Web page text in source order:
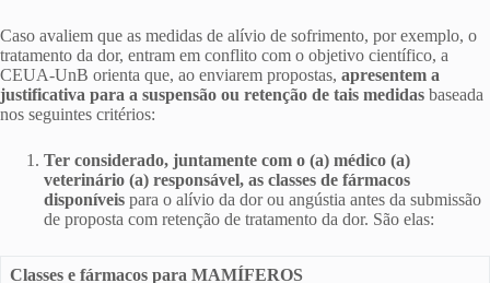
Caso avaliem que as medidas de alívio de sofrimento, por exemplo, o
tratamento da dor, entram em conflito com o objetivo científico, a
CEUA-UnB orienta que, ao enviarem propostas, apresentem a
justificativa para a suspensão ou retenção de tais medidas baseada
nos seguintes critérios:
Ter considerado, juntamente com o (a) médico (a)
veterinário (a) responsável, as classes de fármacos
disponíveis para o alívio da dor ou angústia antes da submissão
de proposta com retenção de tratamento da dor. São elas:
Classes e fármacos para MAMÍFEROS